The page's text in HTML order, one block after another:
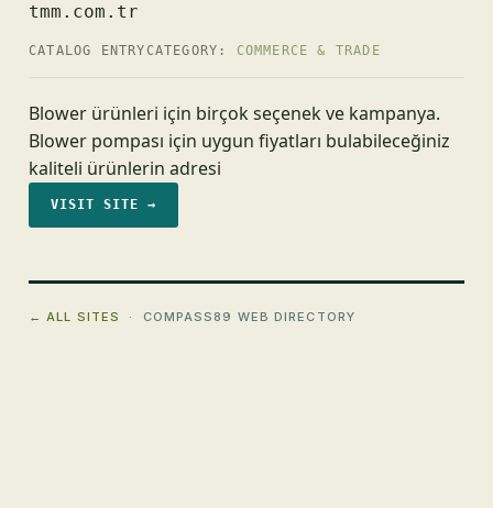
tmm.com.tr
CATALOG ENTRY CATEGORY: COMMERCE & TRADE
Blower ürünleri için birçok seçenek ve kampanya.
Blower pompası için uygun fiyatları bulabileceğiniz
kaliteli ürünlerin adresi
VISIT SITE →
← ALL SITES · COMPASS89 WEB DIRECTORY